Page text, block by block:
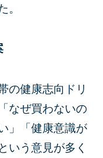
。
の健康志向ドリ
なぜ買わないの
」「健康意識が
いう意見が多く